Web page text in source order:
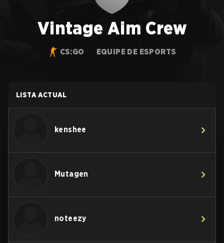
Vintage Aim Crew
CS:GO EQUIPE DE ESPORTS
LISTA ACTUAL
kenshee
Mutagen
noteezy